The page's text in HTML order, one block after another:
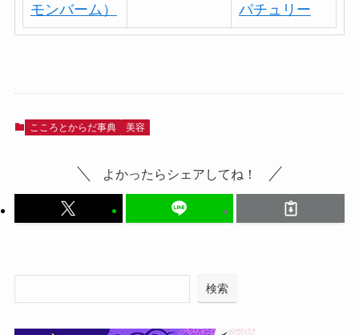
モンバーム）
パチュリー
こころとからだ事典 美容
よかったらシェアしてね！
検索